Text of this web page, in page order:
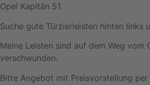
Opel Kapitän 51
Suche gute Türzierleisten hinten links
Meine Leisten sind auf dem Weg vom
verschwunden.
Bitte Angebot mit Preisvorstellung per